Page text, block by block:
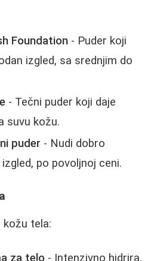
Foundation - Puder koji
izgled, sa srednjim do
- Tečni puder koji daje
suvu kožu.
puder - Nudi dobro
po povoljnoj ceni.
kožu tela:
za telo - Intenzivno hidrira,